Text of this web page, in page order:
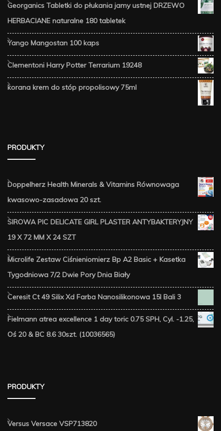
Georganics Tabletki do płukania jamy ustnej DRZEWO
HERBACIANE naturalne 180 tabletek
Yango Mangostan 100 kaps
Clementoni Harry Potter Terrarium 19248
korana krem do stóp propolisowy 75ml
PRODUKTY
Doppelherz Health Minerals & Vitamins Równowaga
kwasowo-zasadowa 20 szt.
SIROWA PIC DELICATE GIRL PLASTER ANTYBAKTERYJNY
19 X 72 MM X 24 SZT
Microlife Zestaw Ciśnieniomierz Bp A2 Basic + Kasetka
Tygodniowa 7/2 Dwie Pory Dnia Biały
Ceresit Ct 49 Silix Xd Farba Nanosilikonowa 15l Bali 3
Fielmann atrea excellence 1 day toric 0.75 SPH, Cyl. -1.25,
Oś 20 & BC 8.6 30szt. (10036565)
PRODUKTY
Versus Versace VSP713820